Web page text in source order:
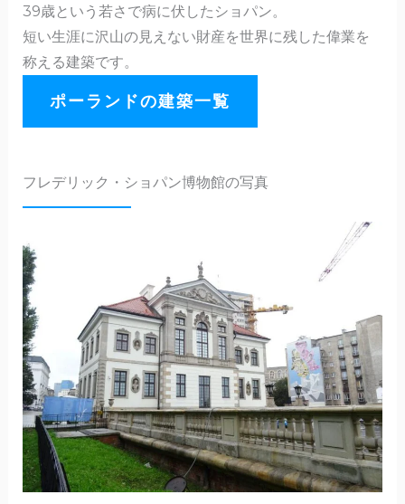
39歳という若さで病に伏したショパン。
短い生涯に沢山の見えない財産を世界に残した偉業を
称える建築です。
ポーランドの建築一覧
フレデリック・ショパン博物館の写真